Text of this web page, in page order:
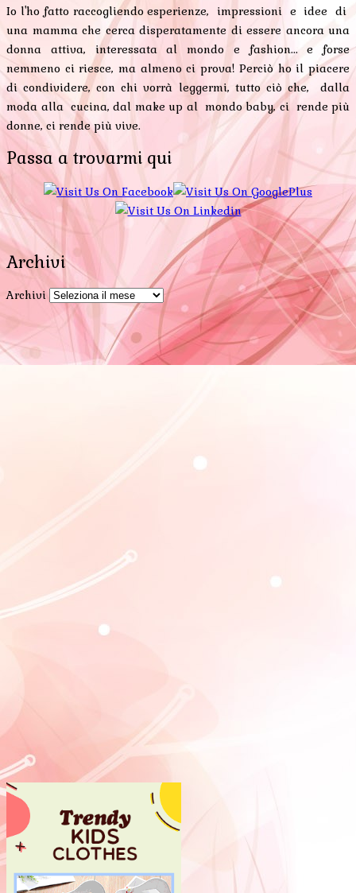
Io l'ho fatto raccogliendo esperienze, impressioni e idee di
una mamma che cerca disperatamente di essere ancora una
donna attiva, interessata al mondo e fashion... e forse
nemmeno ci riesce, ma almeno ci prova! Perciò ho il piacere
di condividere, con chi vorrà leggermi, tutto ciò che, dalla
moda alla cucina, dal make up al mondo baby, ci rende più
donne, ci rende più vive.
Passa a trovarmi qui
Archivi
Archivi